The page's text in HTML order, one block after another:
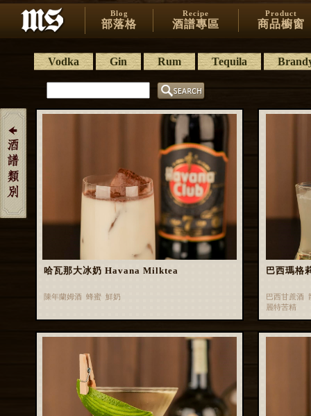
Blog
部落格
Recipe
酒譜專區
Product
商品櫥窗
Vodka Gin Rum Tequila
哈瓦那大冰奶 Havana Milktea
陳年蘭姆酒 蜂蜜 鮮奶
巴西瑪
巴西甘蔗酒
麗特苦精